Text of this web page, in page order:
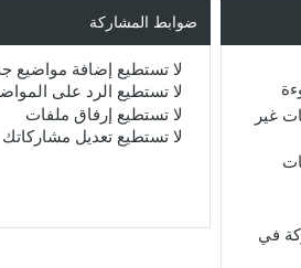
غير
في
ضوابط المشاركة
لا تستطيع إضافة مواضيع
لا تستطيع الرد على
لا تستطيع إرفاق ملفات
لا تستطيع تعديل مشاركاتك